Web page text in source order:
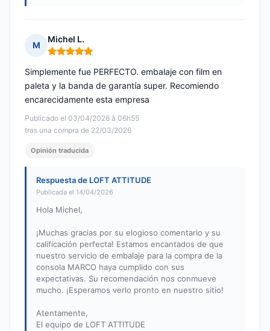
M
Michel L.
Nota: 5 de 5
Publicado el 03/04/2026 à 06h55
tras una compra de 22/03/2026
Simplemente fue PERFECTO. embalaje con film en
paleta y la banda de garantía super. Recomiendo
encarecidamente esta empresa
Opinión traducida
Respuesta de LOFT ATTITUDE
Publicada el 14/04/2026
Hola Michel,
¡Muchas gracias por su elogioso comentario y su
calificación perfecta! Estamos encantados de que
nuestro servicio de embalaje para la compra de la
consola MARCO haya cumplido con sus
expectativas. Su recomendación nos conmueve
mucho. ¡Esperamos verlo pronto en nuestro sitio!
Atentamente,
El equipo de LOFT ATTITUDE